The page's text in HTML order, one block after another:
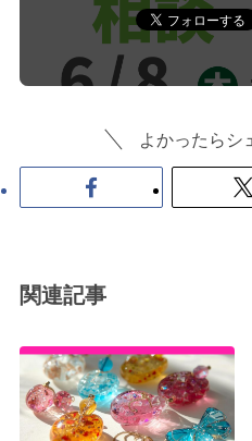
よかったらシ
関連記事